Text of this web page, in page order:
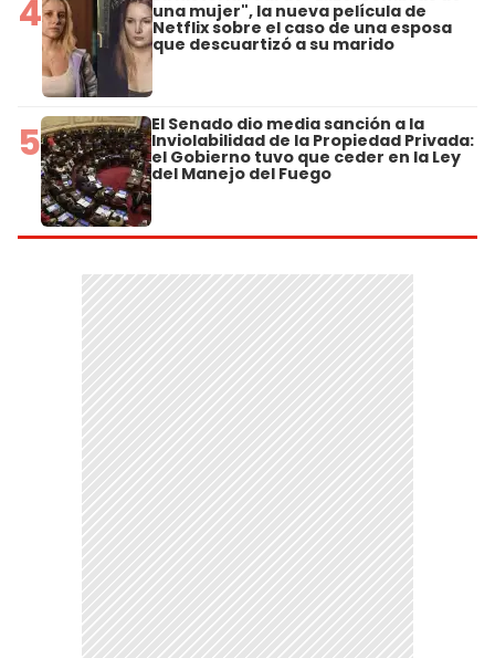
4 una mujer", la nueva película de
Netflix sobre el caso de una esposa
que descuartizó a su marido
5 El Senado dio media sanción a la
Inviolabilidad de la Propiedad Privada:
el Gobierno tuvo que ceder en la Ley
del Manejo del Fuego